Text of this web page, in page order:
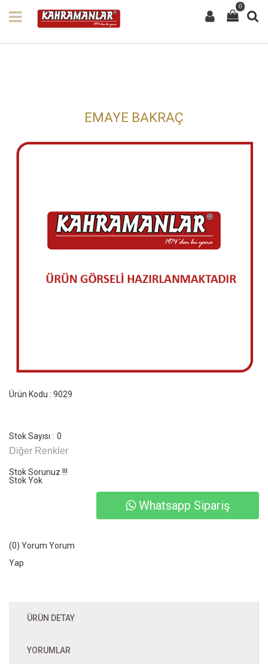
0
EMAYE BAKRAÇ
Ürün Kodu : 9029
Stok Sayısı : 0
Diğer Renkler
Stok Sorunuz !!!
Stok Yok
Whatsapp Sipariş
(0) Yorum Yorum
Yap
ÜRÜN DETAY
YORUMLAR